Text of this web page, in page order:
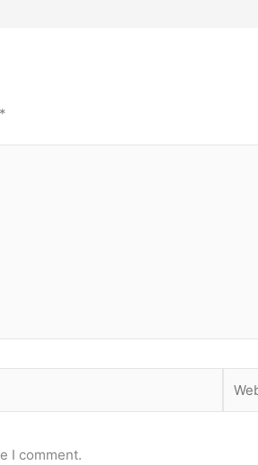
*
I comment.